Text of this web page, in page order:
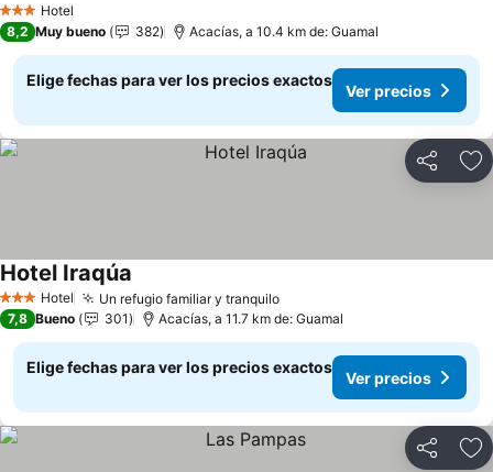
3 Estrellas
Hotel
8,2 Muy bueno 382 Acacías, a 10.4 km de: Guamal
Elige fechas para ver los precios exactos
Ver precios
Compartir
3 Estrellas
Hotel Un refugio familiar y tranquilo
Hotel Iraqúa
7,8 Bueno 301 Acacías, a 11.7 km de: Guamal
Elige fechas para ver los precios exactos
Ver precios
Compartir